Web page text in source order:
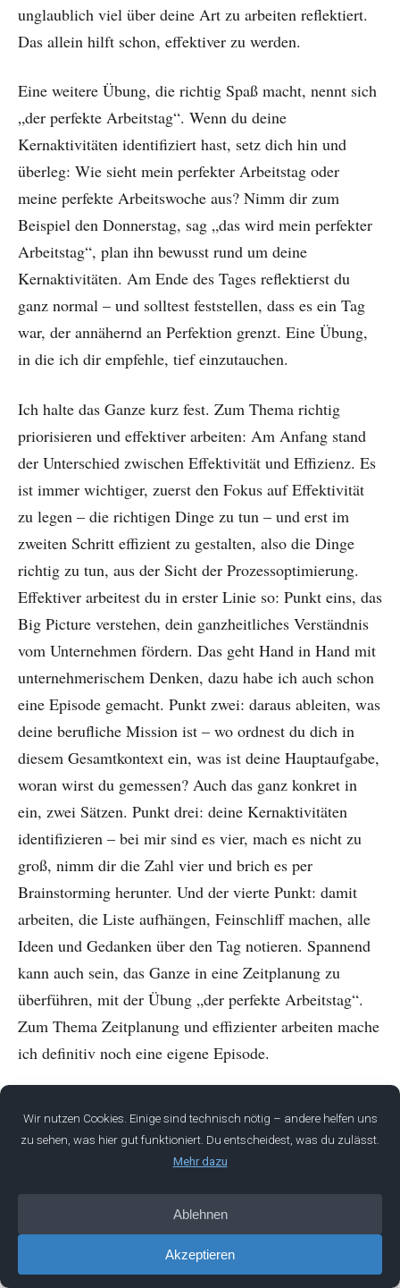
unglaublich viel über deine Art zu arbeiten reflektiert.
Das allein hilft schon, effektiver zu werden.
Eine weitere Übung, die richtig Spaß macht, nennt sich
„der perfekte Arbeitstag“. Wenn du deine
Kernaktivitäten identifiziert hast, setz dich hin und
überleg: Wie sieht mein perfekter Arbeitstag oder
meine perfekte Arbeitswoche aus? Nimm dir zum
Beispiel den Donnerstag, sag „das wird mein perfekter
Arbeitstag“, plan ihn bewusst rund um deine
Kernaktivitäten. Am Ende des Tages reflektierst du
ganz normal – und solltest feststellen, dass es ein Tag
war, der annähernd an Perfektion grenzt. Eine Übung,
in die ich dir empfehle, tief einzutauchen.
Ich halte das Ganze kurz fest. Zum Thema richtig
priorisieren und effektiver arbeiten: Am Anfang stand
der Unterschied zwischen Effektivität und Effizienz. Es
ist immer wichtiger, zuerst den Fokus auf Effektivität
zu legen – die richtigen Dinge zu tun – und erst im
zweiten Schritt effizient zu gestalten, also die Dinge
richtig zu tun, aus der Sicht der Prozessoptimierung.
Effektiver arbeitest du in erster Linie so: Punkt eins, das
Big Picture verstehen, dein ganzheitliches Verständnis
vom Unternehmen fördern. Das geht Hand in Hand mit
unternehmerischem Denken, dazu habe ich auch schon
eine Episode gemacht. Punkt zwei: daraus ableiten, was
deine berufliche Mission ist – wo ordnest du dich in
diesem Gesamtkontext ein, was ist deine Hauptaufgabe,
woran wirst du gemessen? Auch das ganz konkret in
ein, zwei Sätzen. Punkt drei: deine Kernaktivitäten
identifizieren – bei mir sind es vier, mach es nicht zu
groß, nimm dir die Zahl vier und brich es per
Brainstorming herunter. Und der vierte Punkt: damit
arbeiten, die Liste aufhängen, Feinschliff machen, alle
Ideen und Gedanken über den Tag notieren. Spannend
kann auch sein, das Ganze in eine Zeitplanung zu
überführen, mit der Übung „der perfekte Arbeitstag“.
Zum Thema Zeitplanung und effizienter arbeiten mache
ich definitiv noch eine eigene Episode.
Effektivität halte ich für ganz wichtig, und ich empfehle
dir, dir nach der Episode die Zeit zu nehmen, diese
spannend für dich ist, füg mich gerne auf LinkedIn
hinzu und folge mir – ich teile dort regelmäßig solche
Inhalte. Wenn du Verantwortung übernehmen, dich in